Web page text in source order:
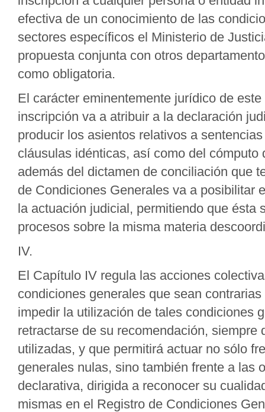
efectiva de un conocimiento de las
sectores específicos el Ministerio de
propuesta conjunta con otros
como obligatoria.
El carácter eminentemente jurídico de
inscripción va a atribuir a la declaración
producir los asientos relativos a
cláusulas idénticas, así como del
además del dictamen de conciliación que
de Condiciones Generales va a posibilitar
la actuación judicial, permitiendo que ésta
procesos sobre la misma materia
IV.
El Capítulo IV regula las acciones
condiciones generales que sean
impedir la utilización de tales condiciones
retractarse de su recomendación,
utilizadas, y que permitirá actuar no sólo
generales nulas, sino también frente a las
declarativa, dirigida a reconocer su
mismas en el Registro de Condiciones